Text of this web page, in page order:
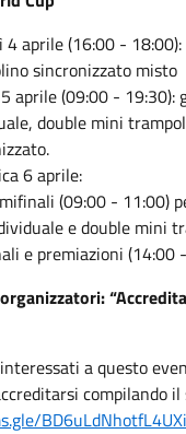
4 aprile (16:00 - 18:00):
sincronizzato misto
aprile (09:00 - 19:30):
double mini
6 aprile:
(09:00 - 11:00)
e double mini
e premiazioni (14:00
a questo
compilando il